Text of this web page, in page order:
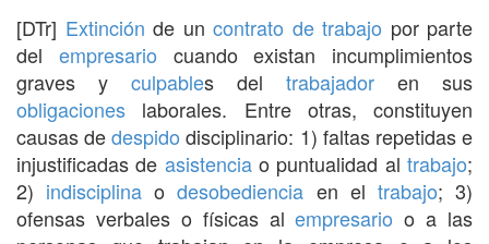
[DTr] Extinción de un contrato de trabajo por parte
del empresario cuando existan incumplimientos
graves y culpables del trabajador en sus
obligaciones laborales. Entre otras, constituyen
causas dedespido disciplinario: 1) faltas repetidas e
injustificadas de asistenciao puntualidad altrabajo;
2) indisciplina odesobediencia en el trabajo; 3)
ofensas verbales o físicas alempresario o a las